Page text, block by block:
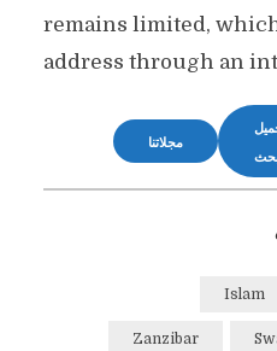
remains limited,
address through an
مجلاتنا
Islam
Zanzibar